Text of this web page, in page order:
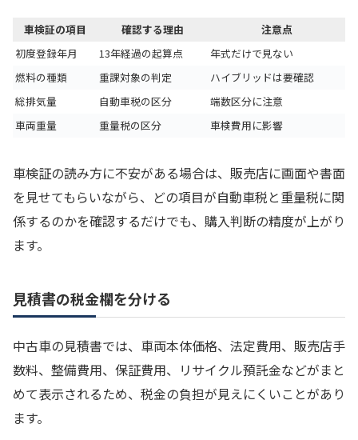
車検証の項目 確認する理由
注意点
初度登録年月
13年経過の起算点
年式だけで見ない
燃料の種類
重課対象の判定
ハイブリッドは要確認
総排気量
自動車税の区分
端数区分に注意
車両重量
重量税の区分 車検費用に影響
車検証の読み方に不安がある場合は、販売店に画面や書面
を見せてもらいながら、どの項目が自動車税と重量税に関
係するのかを確認するだけでも、購入判断の精度が上がり
ます。
見積書の税金欄を分ける
中古車の見積書では、車両本体価格、法定費用、販売店手
数料、整備費用、保証費用、リサイクル預託金などがまと
めて表示されるため、税金の負担が見えにくいことがあり
ます。